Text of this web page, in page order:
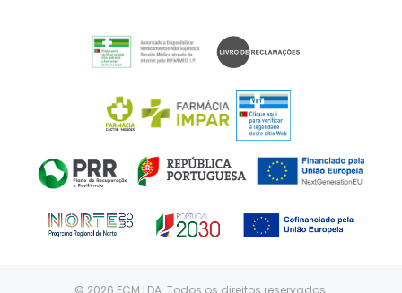
© 2026 FCM LDA. Todos os direitos reservados.